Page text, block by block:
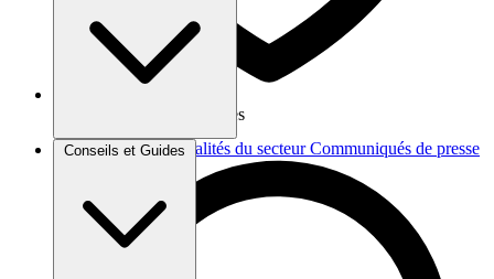
Brèves et actus Actualités du secteur Communiqués de presse
Conseils et Guides
Vos données sont protégées